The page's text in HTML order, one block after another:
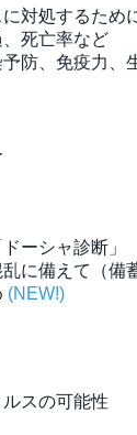
対処するため
死亡率など
防、免疫力、
ーシャ診断」
に備えて（備
(NEW!)
スの可能性